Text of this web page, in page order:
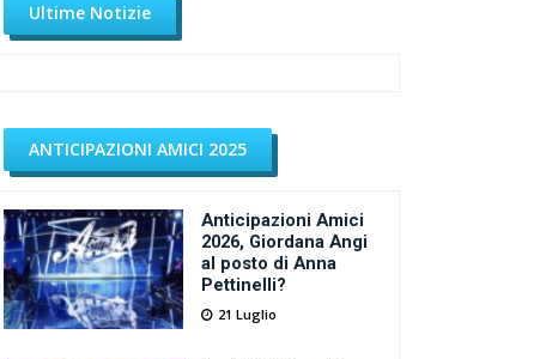
Ultime Notizie
ANTICIPAZIONI AMICI 2025
Anticipazioni Amici
2026, Giordana Angi
al posto di Anna
Pettinelli?
21 Luglio